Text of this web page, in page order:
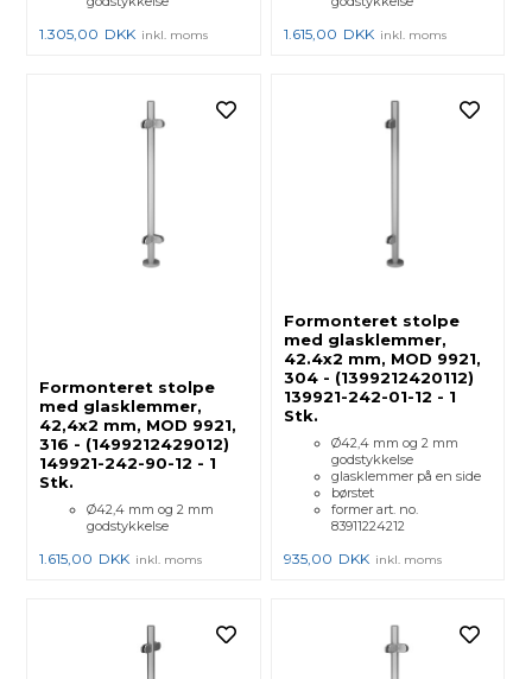
1.305,00 DKK inkl. moms 1.615,00 DKK inkl. moms
Formonteret stolpe
med glasklemmer,
42,4x2 mm, MOD 9921,
316 - (1499212429012)
149921-242-90-12 - 1
Stk.
Ø42,4 mm og 2 mm
godstykkelse
1.615,00 DKK inkl. moms
Formonteret stolpe
med glasklemmer,
42.4x2 mm, MOD 9921,
304 - (1399212420112)
139921-242-01-12 - 1
Stk.
Ø42,4 mm og 2 mm
godstykkelse
glasklemmer på en side
børstet
former art. no.
83911224212
935,00 DKK inkl. moms